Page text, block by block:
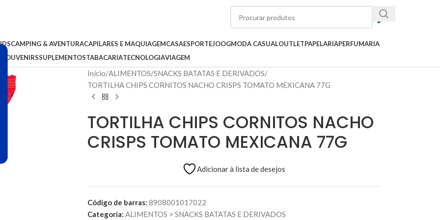
CAMPING & AVENTURACAPILARES E MAQUIAGEMCASAESPORTEJOOGMODA CASUALOUTLETPAPELARIAPERFUMARIA
SOUVENIRSSUPLEMENTOSTABACARIATECNOLOGIAVIAGEM
Início ALIMENTOS SNACKS BATATAS E DERIVADOS
TORTILHA CHIPS CORNITOS NACHO CRISPS TOMATO MEXICANA 77G
TORTILHA CHIPS CORNITOS NACHO
CRISPS TOMATO MEXICANA 77G
Adicionar à lista de desejos
Código de barras: 8908001017022
Categoria: ALIMENTOS > SNACKS BATATAS E DERIVADOS